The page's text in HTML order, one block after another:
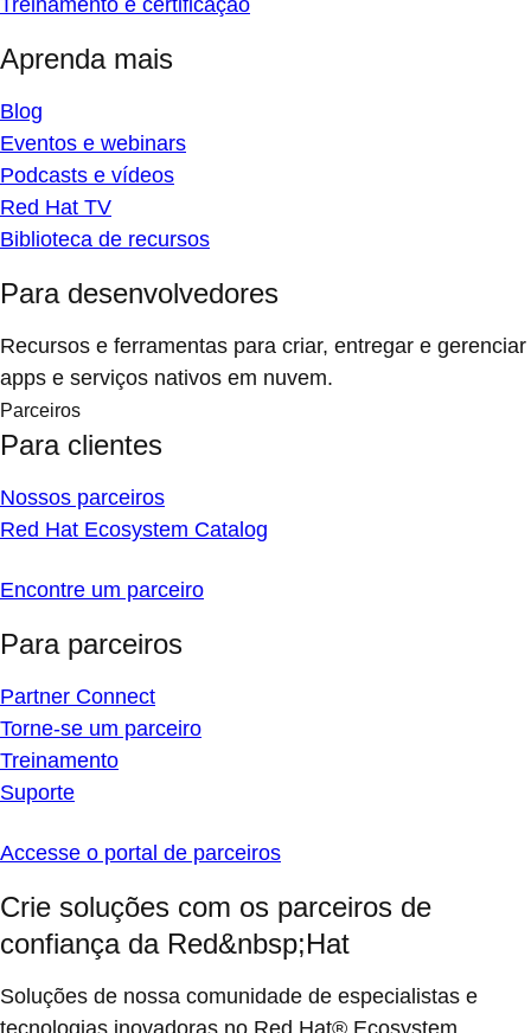
Treinamento e certificação
Aprenda mais
Blog
Eventos e webinars
Podcasts e vídeos
Red Hat TV
Biblioteca de recursos
Para desenvolvedores
Recursos e ferramentas para criar, entregar e gerenciar
apps e serviços nativos em nuvem.
Parceiros
Para clientes
Nossos parceiros
Red Hat Ecosystem Catalog
Encontre um parceiro
Para parceiros
Partner Connect
Torne-se um parceiro
Treinamento
Suporte
Accesse o portal de parceiros
Crie soluções com os parceiros de
confiança da Red&nbsp;Hat
Soluções de nossa comunidade de especialistas e
tecnologias inovadoras no Red Hat® Ecosystem